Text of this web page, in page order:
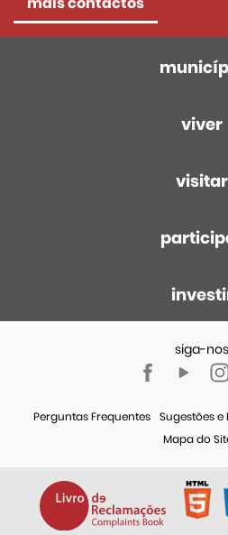
viver
visitar
Perguntas Frequentes Sugestões e
Mapa do